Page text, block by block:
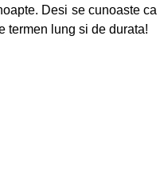
Desi se cunoaste
termen lung si de durata!